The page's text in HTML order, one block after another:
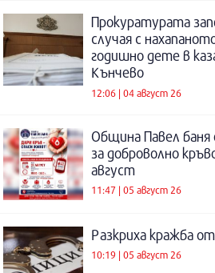
Прокуратурата
случая с
годишно дете в
Кънчево
12:06 | 04 август 26
Община Павел баня
за доброволно
август
11:47 | 05 август 26
Разкриха кражба
10:19 | 05 август 26